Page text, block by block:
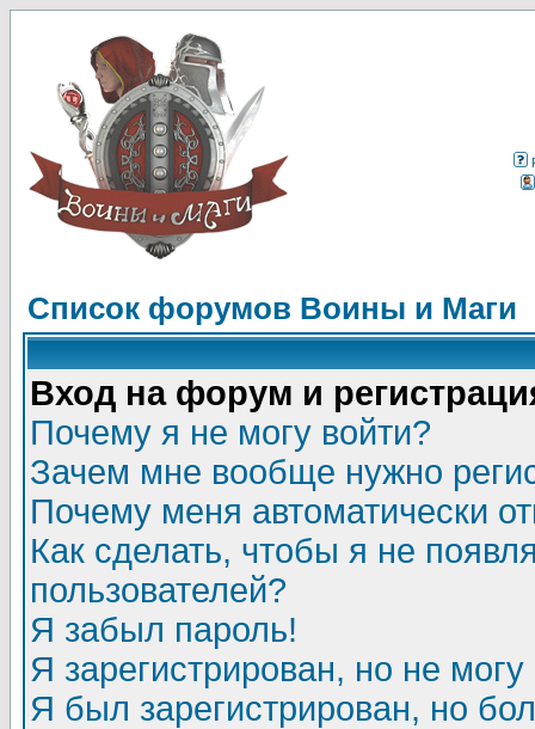
Список форумов Воины и Маги
Вход на форум и
Почему я не могу войти?
Зачем мне вообще нужно
Почему меня автоматически
Как сделать, чтобы я не
пользователей?
Я забыл пароль!
Я зарегистрирован, но не могу
Я был зарегистрирован, но